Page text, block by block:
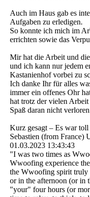
Auch im Haus gab es
Aufgaben zu erledigen.
So konnte ich mich im
errichten sowie das
Mir hat die Arbeit und
und ich kann nur jedem
Kastanienhof vorbei zu
Ich danke Ihr für alles
immer ein offenes Ohr
hat trotz der vielen
Spaß daran nicht
Kurz gesagt – Es war
Sebastien (from France)
01.03.2023 13:43:43
"I was two times as
Wwoofing experience
the Wwoofing spirit truly
or in the afternoon (or in
"your" four hours (or